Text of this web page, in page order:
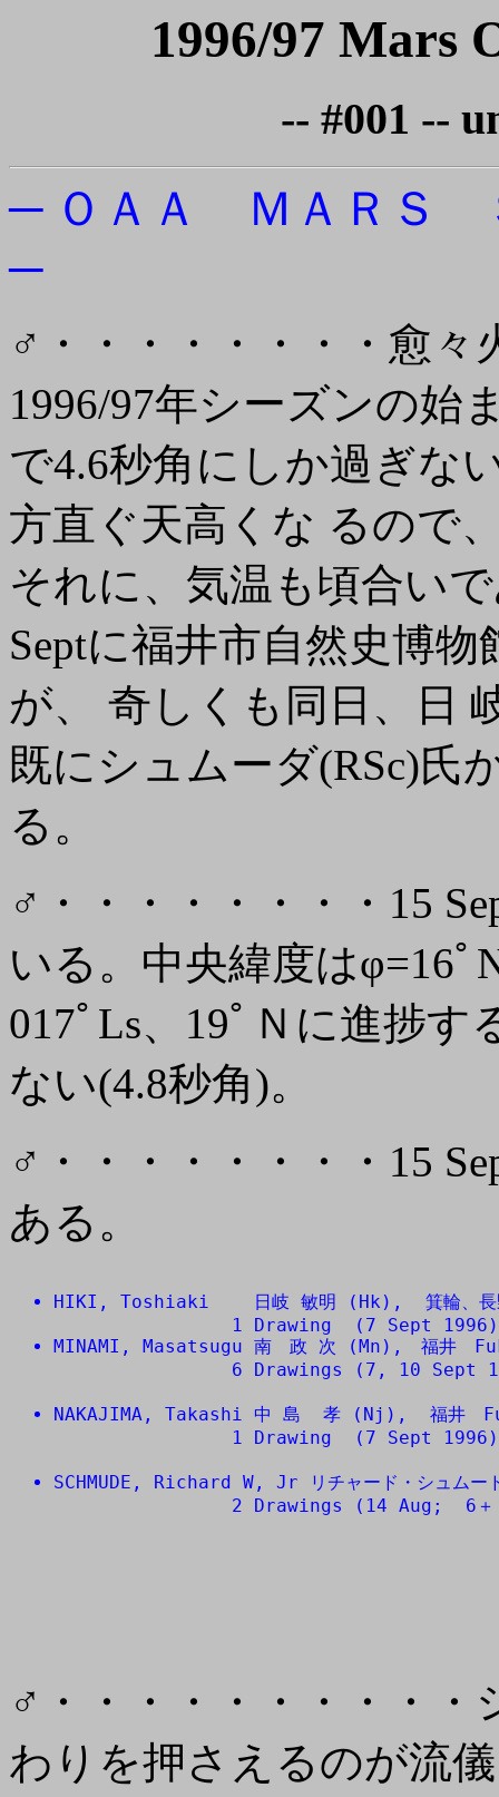
1996/97 Mars
-- #001 --
─ ＯＡＡ ＭＡＲＳ
─
♂・・・・・・・・愈々
1996/97年シーズンの始
で4.6秒角にしか過ぎな
方直ぐ天高くな るので
それに、気温も頃合い
Septに福井市自然史博
が、 奇しくも同日、日
既にシュムーダ(RSc)氏
る。
♂・・・・・・・・15
いる。中央緯度はφ=16
017ﾟLs、19ﾟＮに進捗
ない(4.8秒角)。
♂・・・・・・・・15
ある。
HIKI, Toshiaki    日岐 敏明 (Hk),  箕輪、長
MINAMI, Masatsugu 南　政 次 (Mn),　福井　
6 Drawings (7, 10 Sept
NAKAJIMA, Takashi 中 島  孝 (Nj),  福井　
1 Drawing  (7 Sept
SCHMUDE, Richard W, Jr リチャード・シュム
2 Drawings (14 Aug;  6
♂・・・・・・・・・・
わりを押さえるのが流